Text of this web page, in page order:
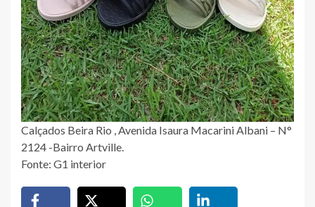
Calçados Beira Rio , Avenida Isaura Macarini Albani – N°
2124 -Bairro Artville.
Fonte: G1 interior